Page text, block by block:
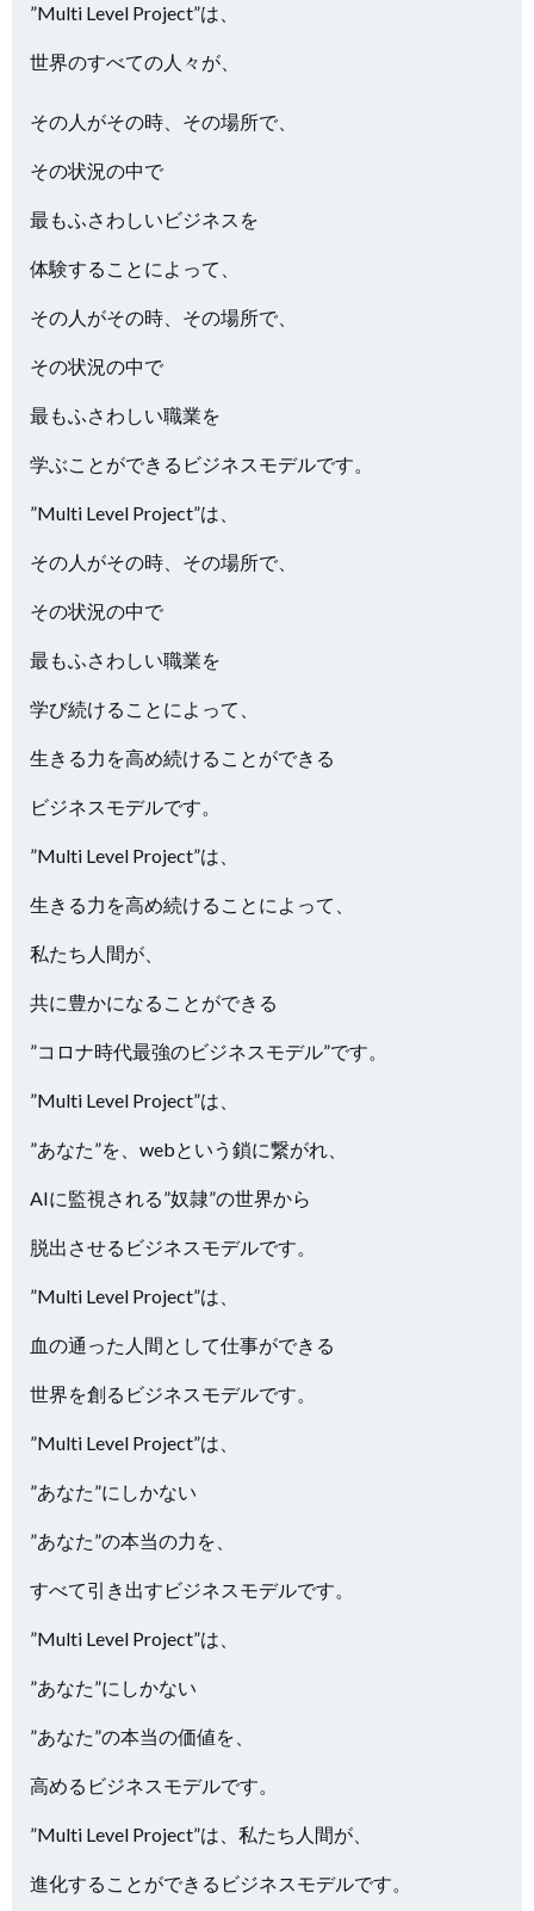
”Multi Level Project”は、
世界のすべての人々が、
その人がその時、その場所で、
その状況の中で
最もふさわしいビジネスを
体験することによって、
その人がその時、その場所で、
その状況の中で
最もふさわしい職業を
学ぶことができるビジネスモデルです。
”Multi Level Project”は、
その人がその時、その場所で、
その状況の中で
最もふさわしい職業を
学び続けることによって、
生きる力を高め続けることができる
ビジネスモデルです。
”Multi Level Project”は、
生きる力を高め続けることによって、
私たち人間が、
共に豊かになることができる
”コロナ時代最強のビジネスモデル”です。
”Multi Level Project”は、
”あなた”を、webという鎖に繋がれ、
AIに監視される”奴隷”の世界から
脱出させるビジネスモデルです。
”Multi Level Project”は、
血の通った人間として仕事ができる
世界を創るビジネスモデルです。
”Multi Level Project”は、
”あなた”にしかない
”あなた”の本当の力を、
すべて引き出すビジネスモデルです。
”Multi Level Project”は、
”あなた”にしかない
”あなた”の本当の価値を、
高めるビジネスモデルです。
”Multi Level Project”は、私たち人間が、
進化することができるビジネスモデルです。